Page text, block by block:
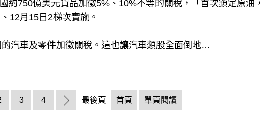
約750億美元貨品加徵5%、10%不等的關稅，「首次鎖定原油，
12月15日2梯次實施。
汽車及零件加徵關稅。這也讓汽車類股全面倒地…
3 4 最後頁 首頁 單頁閱讀